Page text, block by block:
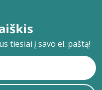
tiesiai į savo el. paštą!